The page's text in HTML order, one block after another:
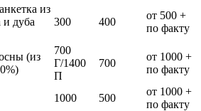
из
и дуба
300 400
от 500 +
по факту
(из
700
Г/1400
П
700
от 1000 +
по факту
1000 500
от 1000 +
по факту